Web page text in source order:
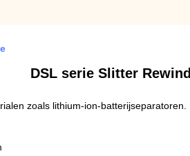
DSL serie Slitter
zoals lithium-ion-batterijseparatoren.